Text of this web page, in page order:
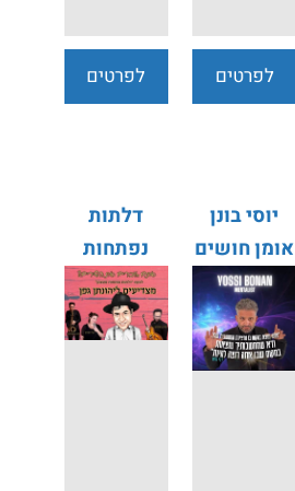
לפרטים
לפרטים
יוסי בונן
אומן חושים
דלתות
נפתחות
מעצמן -
מחווה
ליהונתן גפן